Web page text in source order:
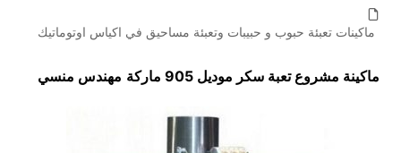
ماكينات تعبئة حبوب و حبيبات وتعبئة مساحيق في اكياس اوتوماتيك
ماكينة مشروع تعبة سكر موديل 905 ماركة مهندس منسي